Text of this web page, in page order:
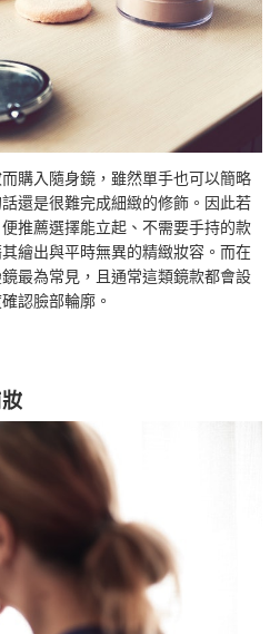
購入隨身鏡，雖然單手也可以簡略
還是很難完成細緻的修飾。因此若
推薦選擇能立起、不需要手持的款
繪出與平時無異的精緻妝容。而在
最為常見，且通常這類鏡款都會設
認臉部輪廓。